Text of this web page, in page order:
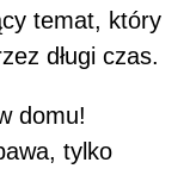
temat, który
długi czas.
domu!
tylko